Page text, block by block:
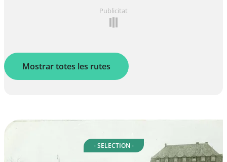
Publicitat
Mostrar totes les rutes
- SELECTION -